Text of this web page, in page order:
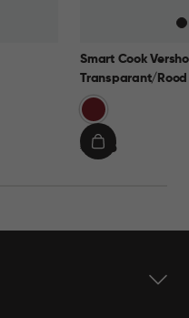
Smart Cook
Transparant/Rood
Rood
€€ 9,95
IN